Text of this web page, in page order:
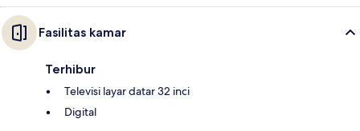
Fasilitas kamar
Terhibur
Televisi layar datar 32 inci
Digital